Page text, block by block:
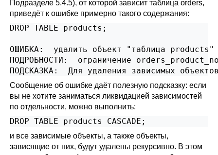
Подразделе 5.4.5), от которой зависит таблица orders,
приведёт к ошибке примерно такого содержания:
DROP TABLE products;
ОШИБКА:  удалить объект "таблица
ПОДРОБНОСТИ:  ограничение
Сообщение об ошибке даёт полезную подсказку: если
вы не хотите заниматься ликвидацией зависимостей
по отдельности, можно выполнить:
и все зависимые объекты, а также объекты,
зависящие от них, будут удалены рекурсивно. В этом